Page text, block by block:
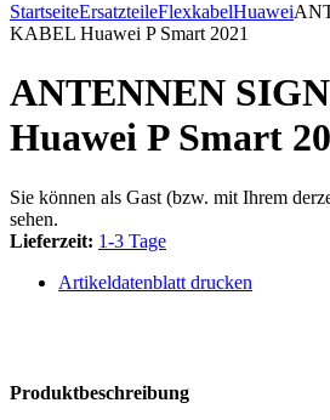
StartseiteErsatzteileFlexkabelHuawei
KABEL Huawei P Smart 2021
ANTENNEN
Huawei P Smart
Sie können als Gast (bzw. mit Ihrem
sehen.
Lieferzeit: 1-3 Tage
Artikeldatenblatt drucken
Produktbeschreibung